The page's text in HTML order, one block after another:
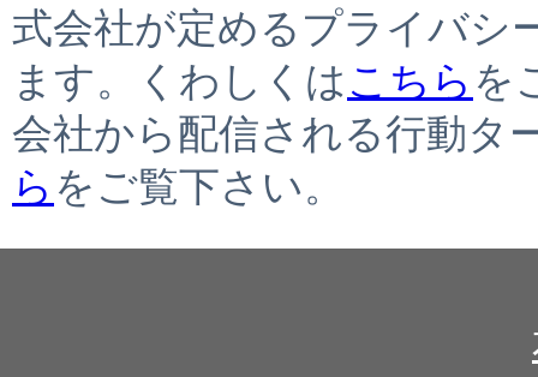
式会社が定めるプライバシ
ます。くわしくは こちら を
会社から配信される行動タ
ら をご覧下さい。